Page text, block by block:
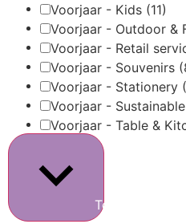
Voorjaar - Kids (11)
Voorjaar - Outdoor &
Voorjaar - Retail
Voorjaar - Souvenirs
Voorjaar - Stationery
Voorjaar -
Voorjaar - Table &
Toon meer